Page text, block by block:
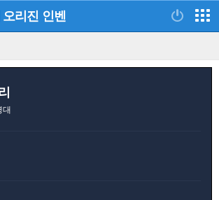
리진 인벤
대